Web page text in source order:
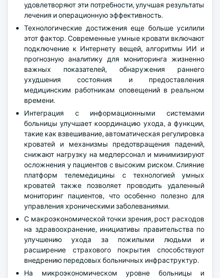
удовлетворяют эти потребности, улучшая результаты
лечения и операционную эффективность.
Технологические достижения еще больше усилили
этот фактор. Современные умные кровати включают
подключение к Интернету вещей, алгоритмы ИИ и
прогнозную аналитику для мониторинга жизненно
важных показателей, обнаружения раннего
ухудшения состояния и предоставления
медицинским работникам оповещений в реальном
времени.
Интеграция с информационными системами
больницы улучшает координацию ухода, а функции,
такие как взвешивание, автоматическая регулировка
кроватей и механизмы предотвращения падений,
снижают нагрузку на медперсонал и минимизируют
осложнения у пациентов с высоким риском. Слияние
платформ телемедицины с технологией умных
кроватей также позволяет проводить удаленный
мониторинг пациентов, что особенно полезно для
управления хроническими заболеваниями.
С макроэкономической точки зрения, рост расходов
на здравоохранение, инициативы правительства по
улучшению ухода за пожилыми людьми и
расширение страхового покрытия способствуют
внедрению передовых больничных инфраструктур.
На микроэкономическом уровне больницы и